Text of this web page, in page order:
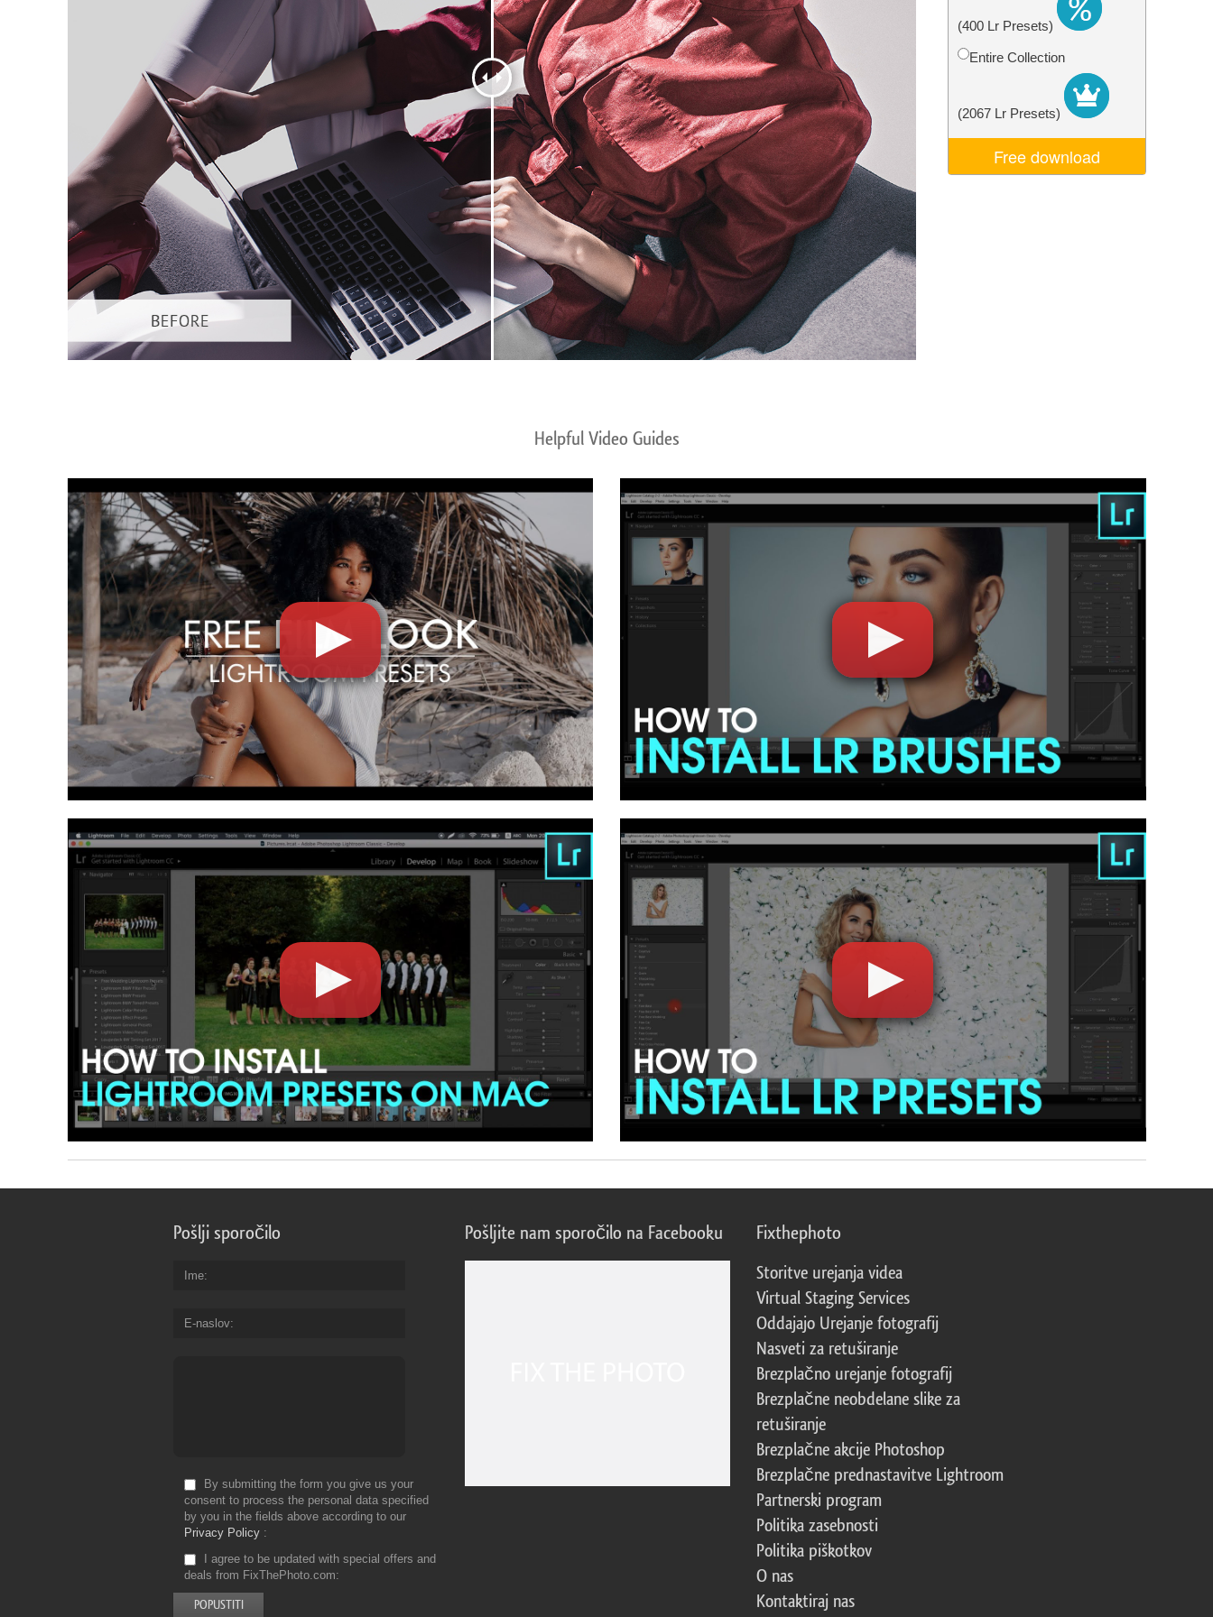
Urejanje fotografij izdelka Urejanje fotografij nakita Podatki za usposabljanje AI Video Editing Services(400 Lr Presets)
Entire Collection
(2067 Lr Presets)
Free download
Helpful Video Guides
Pošlji sporočilo
Ime
E-naslov
By submitting the form you give us your
consent to process the personal data specified
by you in the fields above according to our
Privacy Policy
I agree to be updated with special offers and
deals from FixThePhoto.com
Pošljite nam sporočilo na Facebooku Fixthephoto
Storitve urejanja videa
Virtual Staging Services
Oddajajo Urejanje fotografij
Nasveti za retuširanje
Brezplačno urejanje fotografij
Brezplačne neobdelane slike za
retuširanje
Brezplačne akcije Photoshop
Brezplačne prednastavitve Lightroom
Partnerski program
Politika zasebnosti
Politika piškotkov
O nas
Kontaktiraj nas